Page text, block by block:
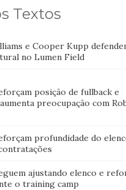
Textos
e Cooper Kupp
no Lumen Field
posição de fullback e
preocupação com
profundidade do
ajustando elenco e
o training camp